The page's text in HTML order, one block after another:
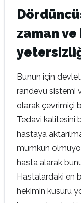
zaman
Bunun için
randevu sistemi
olarak çevrimiçi
Tedavi kalitesini
hastaya
mümkün
hasta alarak
Hastalardaki en
hekimin kusuru